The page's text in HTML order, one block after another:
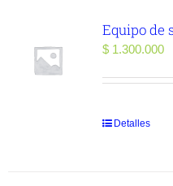
Equipo de
$1.300.000
Detalles